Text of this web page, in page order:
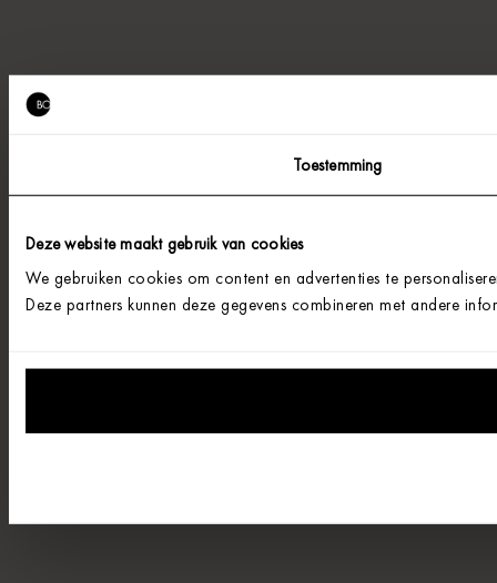
Toestemming
Deze website maakt gebruik van cookies
We gebruiken cookies om content en advertenties te
Deze partners kunnen deze gegevens combineren met andere